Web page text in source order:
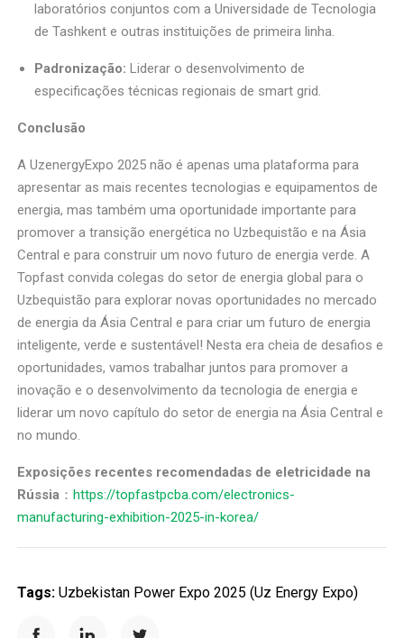
laboratórios conjuntos com a Universidade de Tecnologia
de Tashkent e outras instituições de primeira linha.
Padronização: Liderar o desenvolvimento de
especificações técnicas regionais de smart grid.
Conclusão
A UzenergyExpo 2025 não é apenas uma plataforma para
apresentar as mais recentes tecnologias e equipamentos de
energia, mas também uma oportunidade importante para
promover a transição energética no Uzbequistão e na Ásia
Central e para construir um novo futuro de energia verde. A
Topfast convida colegas do setor de energia global para o
Uzbequistão para explorar novas oportunidades no mercado
de energia da Ásia Central e para criar um futuro de energia
inteligente, verde e sustentável! Nesta era cheia de desafios e
oportunidades, vamos trabalhar juntos para promover a
inovação e o desenvolvimento da tecnologia de energia e
liderar um novo capítulo do setor de energia na Ásia Central e
no mundo.
Exposições recentes recomendadas de eletricidade na
Rússia ： https://topfastpcba.com/electronics-
manufacturing-exhibition-2025-in-korea/
Tags: Uzbekistan Power Expo 2025 (Uz Energy Expo)